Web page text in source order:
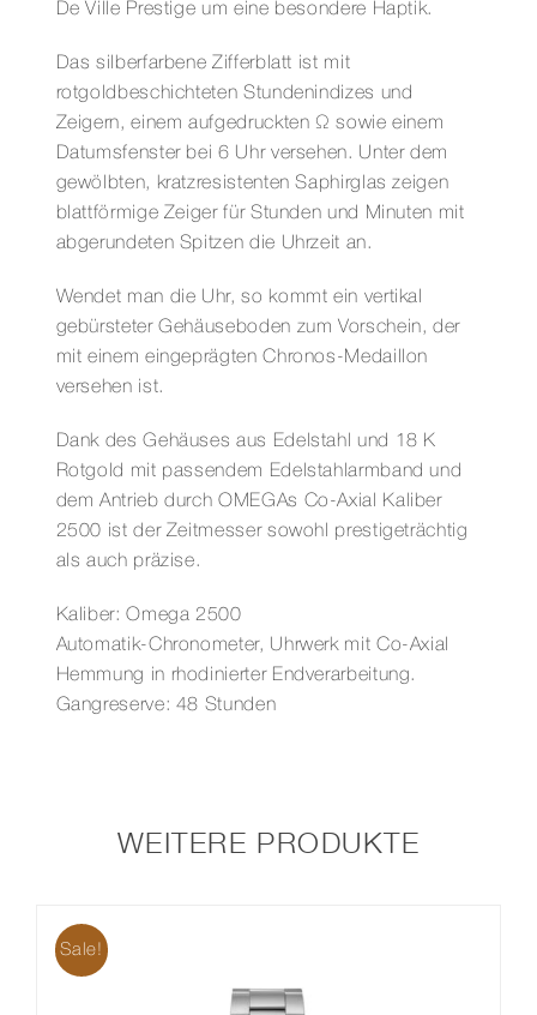
De Ville Prestige um eine besondere Haptik.
Das silberfarbene Zifferblatt ist mit
rotgoldbeschichteten Stundenindizes und
Zeigern, einem aufgedruckten Ω sowie einem
Datumsfenster bei 6 Uhr versehen. Unter dem
gewölbten, kratzresistenten Saphirglas zeigen
blattförmige Zeiger für Stunden und Minuten mit
abgerundeten Spitzen die Uhrzeit an.
Wendet man die Uhr, so kommt ein vertikal
gebürsteter Gehäuseboden zum Vorschein, der
mit einem eingeprägten Chronos-Medaillon
versehen ist.
Dank des Gehäuses aus Edelstahl und 18 K
Rotgold mit passendem Edelstahlarmband und
dem Antrieb durch OMEGAs Co-Axial Kaliber
2500 ist der Zeitmesser sowohl prestigeträchtig
als auch präzise.
Kaliber: Omega 2500
Automatik-Chronometer, Uhrwerk mit Co-Axial
Hemmung in rhodinierter Endverarbeitung.
Gangreserve: 48 Stunden
WEITERE PRODUKTE
Sale!